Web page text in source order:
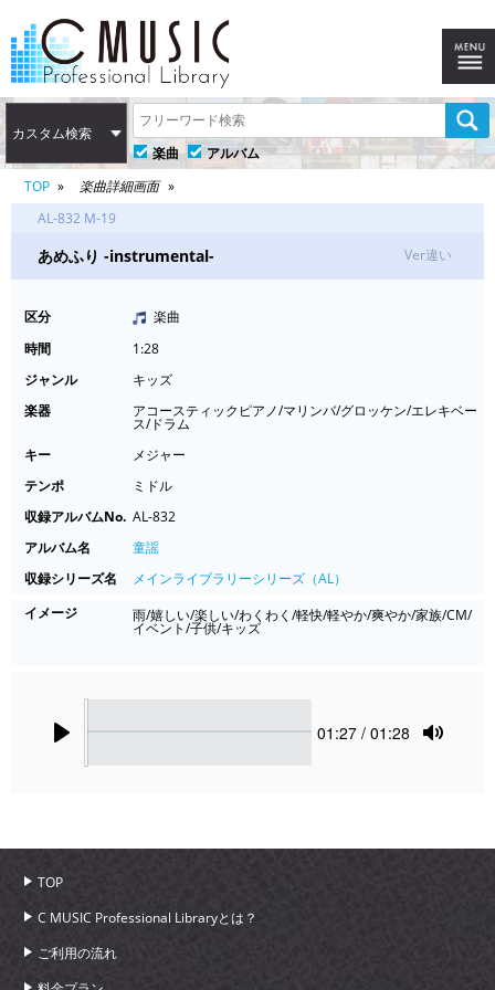
カスタム検索
楽曲
アルバム
TOP
楽曲詳細画面
AL-832 M-19
あめふり -instrumental- Ver違い
区分
楽曲
時間
1:28
ジャンル
キッズ
楽器
アコースティックピアノ/マリンバ/グロッケン/エレキベー
ス/ドラム
キー
メジャー
テンポ
ミドル
収録アルバムNo. AL-832
アルバム名
童謡
収録シリーズ名
メインライブラリーシリーズ（AL）
イメージ
雨/嬉しい/楽しい/わくわく/軽快/軽やか/爽やか/家族/CM/
イベント/子供/キッズ
Current
01:27 / 01:28
TOP
C MUSIC Professional Libraryとは？
ご利用の流れ